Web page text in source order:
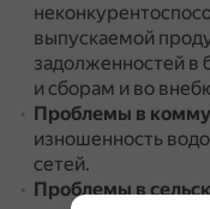
выпускаемой
задолженностей в
и сборам и во
Проблемы в
изношенность
сетей.
Проблемы в